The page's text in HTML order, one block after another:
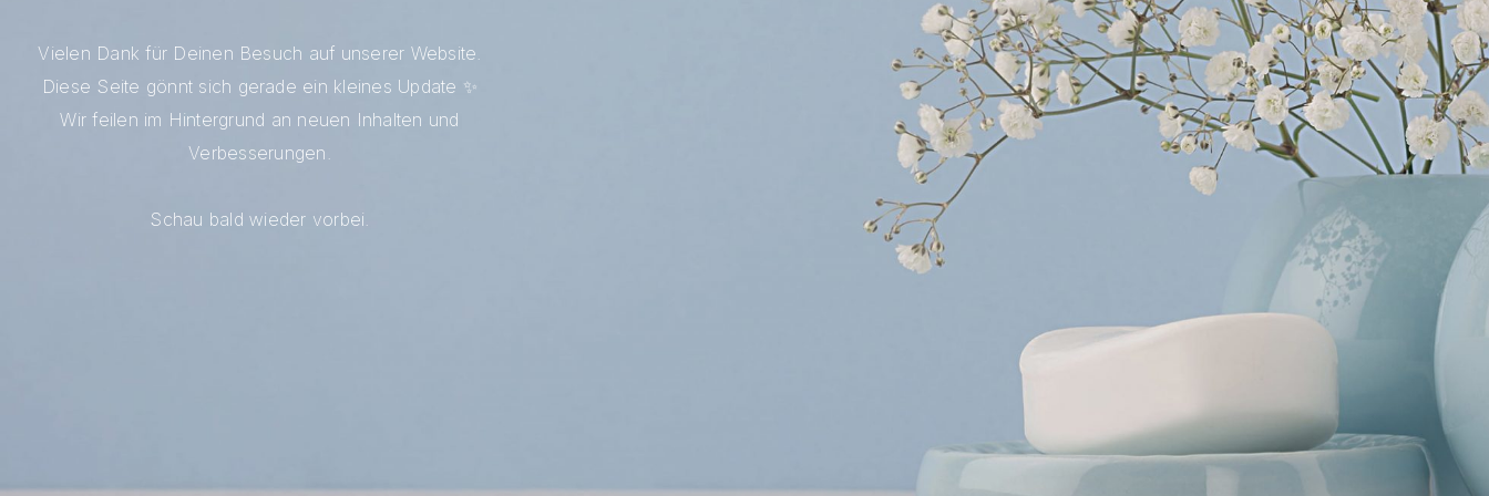
Vielen Dank für Deinen Besuch auf unserer Website.
Diese Seite gönnt sich gerade ein kleines Update ✨
Wir feilen im Hintergrund an neuen Inhalten und
Verbesserungen.
Schau bald wieder vorbei.